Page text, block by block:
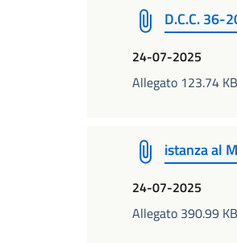
D.C.C. 36-
24-07-2025
Allegato 123.74
istanza al
24-07-2025
Allegato 390.99